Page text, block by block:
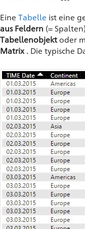
Eine Tabelle ist eine
aus Feldern (=
Tabellenobjektoder
Matrix. Die typische